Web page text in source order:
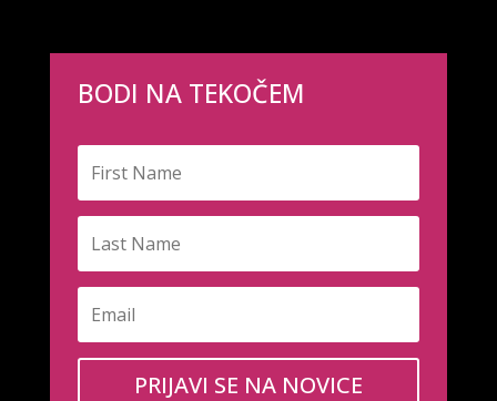
BODI NA TEKOČEM
PRIJAVI SE NA NOVICE